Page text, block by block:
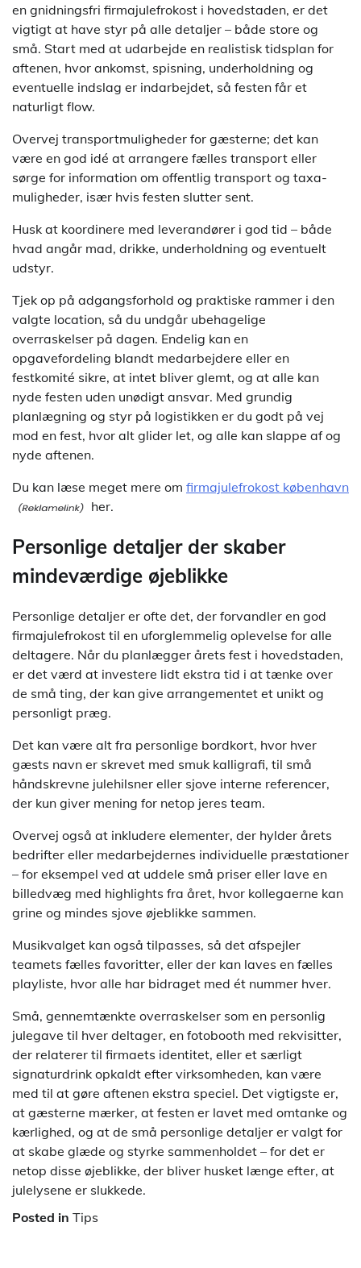
en gnidningsfri firmajulefrokost i hovedstaden, er det
vigtigt at have styr på alle detaljer – både store og
små. Start med at udarbejde en realistisk tidsplan for
aftenen, hvor ankomst, spisning, underholdning og
eventuelle indslag er indarbejdet, så festen får et
naturligt flow.
Overvej transportmuligheder for gæsterne; det kan
være en god idé at arrangere fælles transport eller
sørge for information om offentlig transport og taxa-
muligheder, især hvis festen slutter sent.
Husk at koordinere med leverandører i god tid – både
hvad angår mad, drikke, underholdning og eventuelt
udstyr.
Tjek op på adgangsforhold og praktiske rammer i den
valgte location, så du undgår ubehagelige
overraskelser på dagen. Endelig kan en
opgavefordeling blandt medarbejdere eller en
festkomité sikre, at intet bliver glemt, og at alle kan
nyde festen uden unødigt ansvar. Med grundig
planlægning og styr på logistikken er du godt på vej
mod en fest, hvor alt glider let, og alle kan slappe af og
nyde aftenen.
Du kan læse meget mere om firmajulefrokost københavn
her.
Personlige detaljer der skaber
mindeværdige øjeblikke
Personlige detaljer er ofte det, der forvandler en god
firmajulefrokost til en uforglemmelig oplevelse for alle
deltagere. Når du planlægger årets fest i hovedstaden,
er det værd at investere lidt ekstra tid i at tænke over
de små ting, der kan give arrangementet et unikt og
personligt præg.
Det kan være alt fra personlige bordkort, hvor hver
gæsts navn er skrevet med smuk kalligrafi, til små
håndskrevne julehilsner eller sjove interne referencer,
der kun giver mening for netop jeres team.
Overvej også at inkludere elementer, der hylder årets
bedrifter eller medarbejdernes individuelle præstationer
– for eksempel ved at uddele små priser eller lave en
billedvæg med highlights fra året, hvor kollegaerne kan
grine og mindes sjove øjeblikke sammen.
Musikvalget kan også tilpasses, så det afspejler
teamets fælles favoritter, eller der kan laves en fælles
playliste, hvor alle har bidraget med ét nummer hver.
Små, gennemtænkte overraskelser som en personlig
julegave til hver deltager, en fotobooth med rekvisitter,
der relaterer til firmaets identitet, eller et særligt
signaturdrink opkaldt efter virksomheden, kan være
med til at gøre aftenen ekstra speciel. Det vigtigste er,
at gæsterne mærker, at festen er lavet med omtanke og
kærlighed, og at de små personlige detaljer er valgt for
at skabe glæde og styrke sammenholdet – for det er
netop disse øjeblikke, der bliver husket længe efter, at
julelysene er slukkede.
Posted in Tips